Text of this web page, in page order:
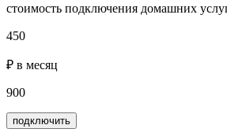
стоимость подключения домашних
450
₽ в месяц
900
подключить